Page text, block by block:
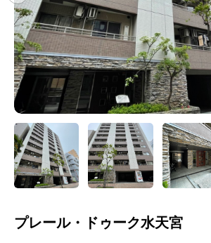
プレール・ドゥーク水天宮